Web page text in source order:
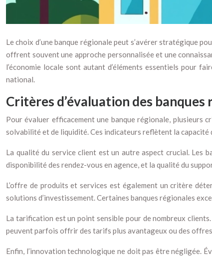
Le choix d’une banque régionale peut s’avérer stratégique
offrent souvent une approche personnalisée et une
l’économie locale sont autant d’éléments essentiels pour
national.
Critères d’évaluation des
Pour évaluer efficacement une banque régionale, plusieurs
solvabilité et de liquidité. Ces indicateurs reflètent la capacité
La qualité du service client est un autre aspect crucial. Les
disponibilité des rendez-vous en agence, et la qualité du
L’offre de produits et services est également un critère
solutions d’investissement. Certaines banques régionales
La tarification est un point sensible pour de nombreux
peuvent parfois offrir des tarifs plus avantageux ou des
Enfin, l’innovation technologique ne doit pas être négligée.